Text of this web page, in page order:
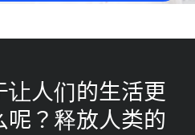
让人们的生活更
呢？释放人类的